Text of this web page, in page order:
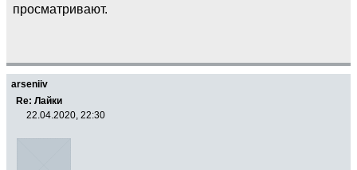
просматривают.
arseniiv
Re: Лайки
22.04.2020, 22:30